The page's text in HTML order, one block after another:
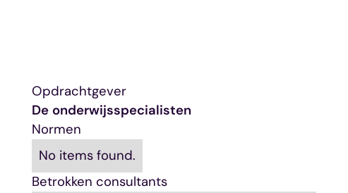
Opdrachtgever
De onderwijsspecialisten
Normen
No items found.
Betrokken consultants